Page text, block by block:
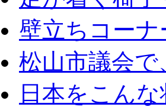
壁立ちコーナ
松山市議会
日本をこん